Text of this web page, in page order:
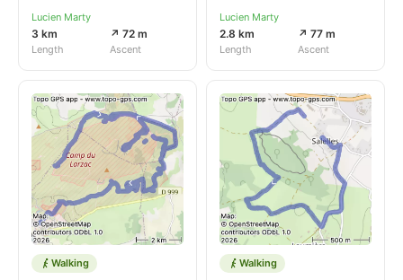
Lucien Marty
3 km
Length
↗ 72 m
Ascent
Lucien Marty
2.8 km
Length
↗ 77 m
Ascent
Walking Walking